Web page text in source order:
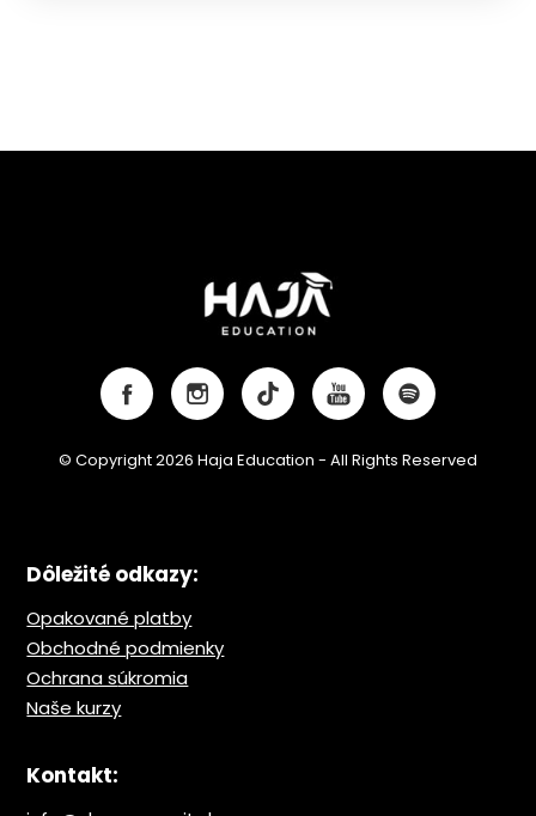
© Copyright 2026 Haja Education - All Rights Reserved
Dôležité odkazy:
Opakované platby
Obchodné podmienky
Ochrana súkromia
Naše kurzy
Kontakt: